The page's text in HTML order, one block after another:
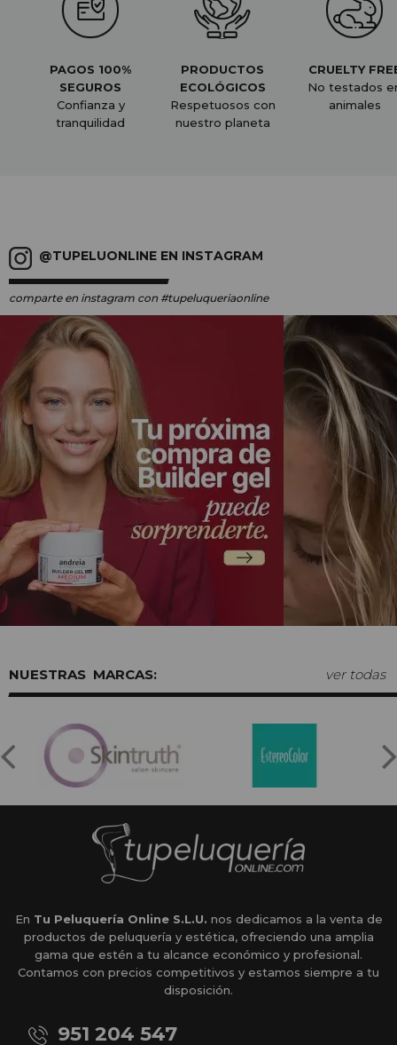
PAGOS 100%
SEGUROS
Confianza y
tranquilidad
PRODUCTOS
ECOLÓGICOS
Respetuosos con
nuestro planeta
CRUELTY
No testados
animales
@TUPELUONLINE EN INSTAGRAM
comparte en instagram con #tupeluqueriaonline
MARCAS: ver todas
En Tu Peluquería Online S.L.U. nos dedicamos a la venta de
productos de peluquería y estética, ofreciendo una amplia
gama que estén a tu alcance económico y profesional.
Contamos con precios competitivos y estamos siempre a tu
disposición.
951 204 547